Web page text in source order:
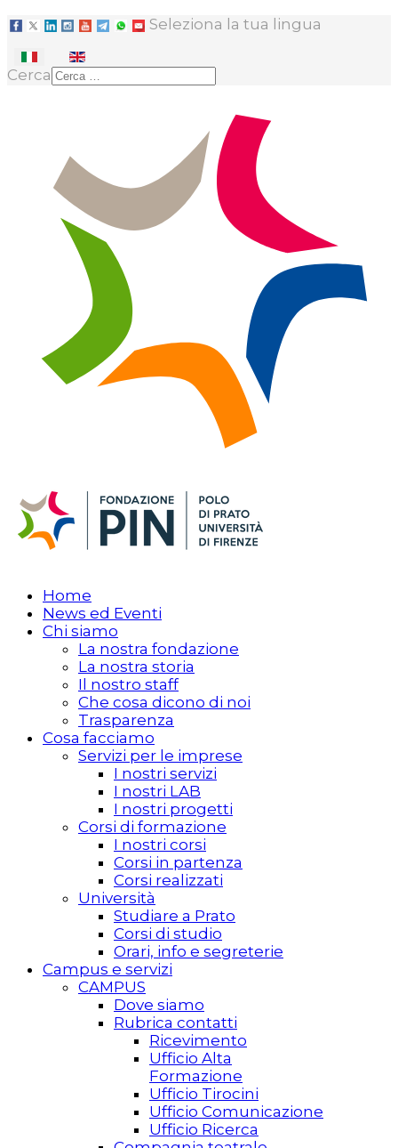
Seleziona la tua lingua
Cerca
Home
News ed Eventi
Chi siamo
La nostra fondazione
La nostra storia
Il nostro staff
Che cosa dicono di noi
Trasparenza
Cosa facciamo
Servizi per le imprese
I nostri servizi
I nostri LAB
I nostri progetti
Corsi di formazione
I nostri corsi
Corsi in partenza
Corsi realizzati
Università
Studiare a Prato
Corsi di studio
Orari, info e segreterie
Campus e servizi
CAMPUS
Dove siamo
Rubrica contatti
Ricevimento
Ufficio Alta
Formazione
Ufficio Tirocini
Ufficio Comunicazione
Ufficio Ricerca